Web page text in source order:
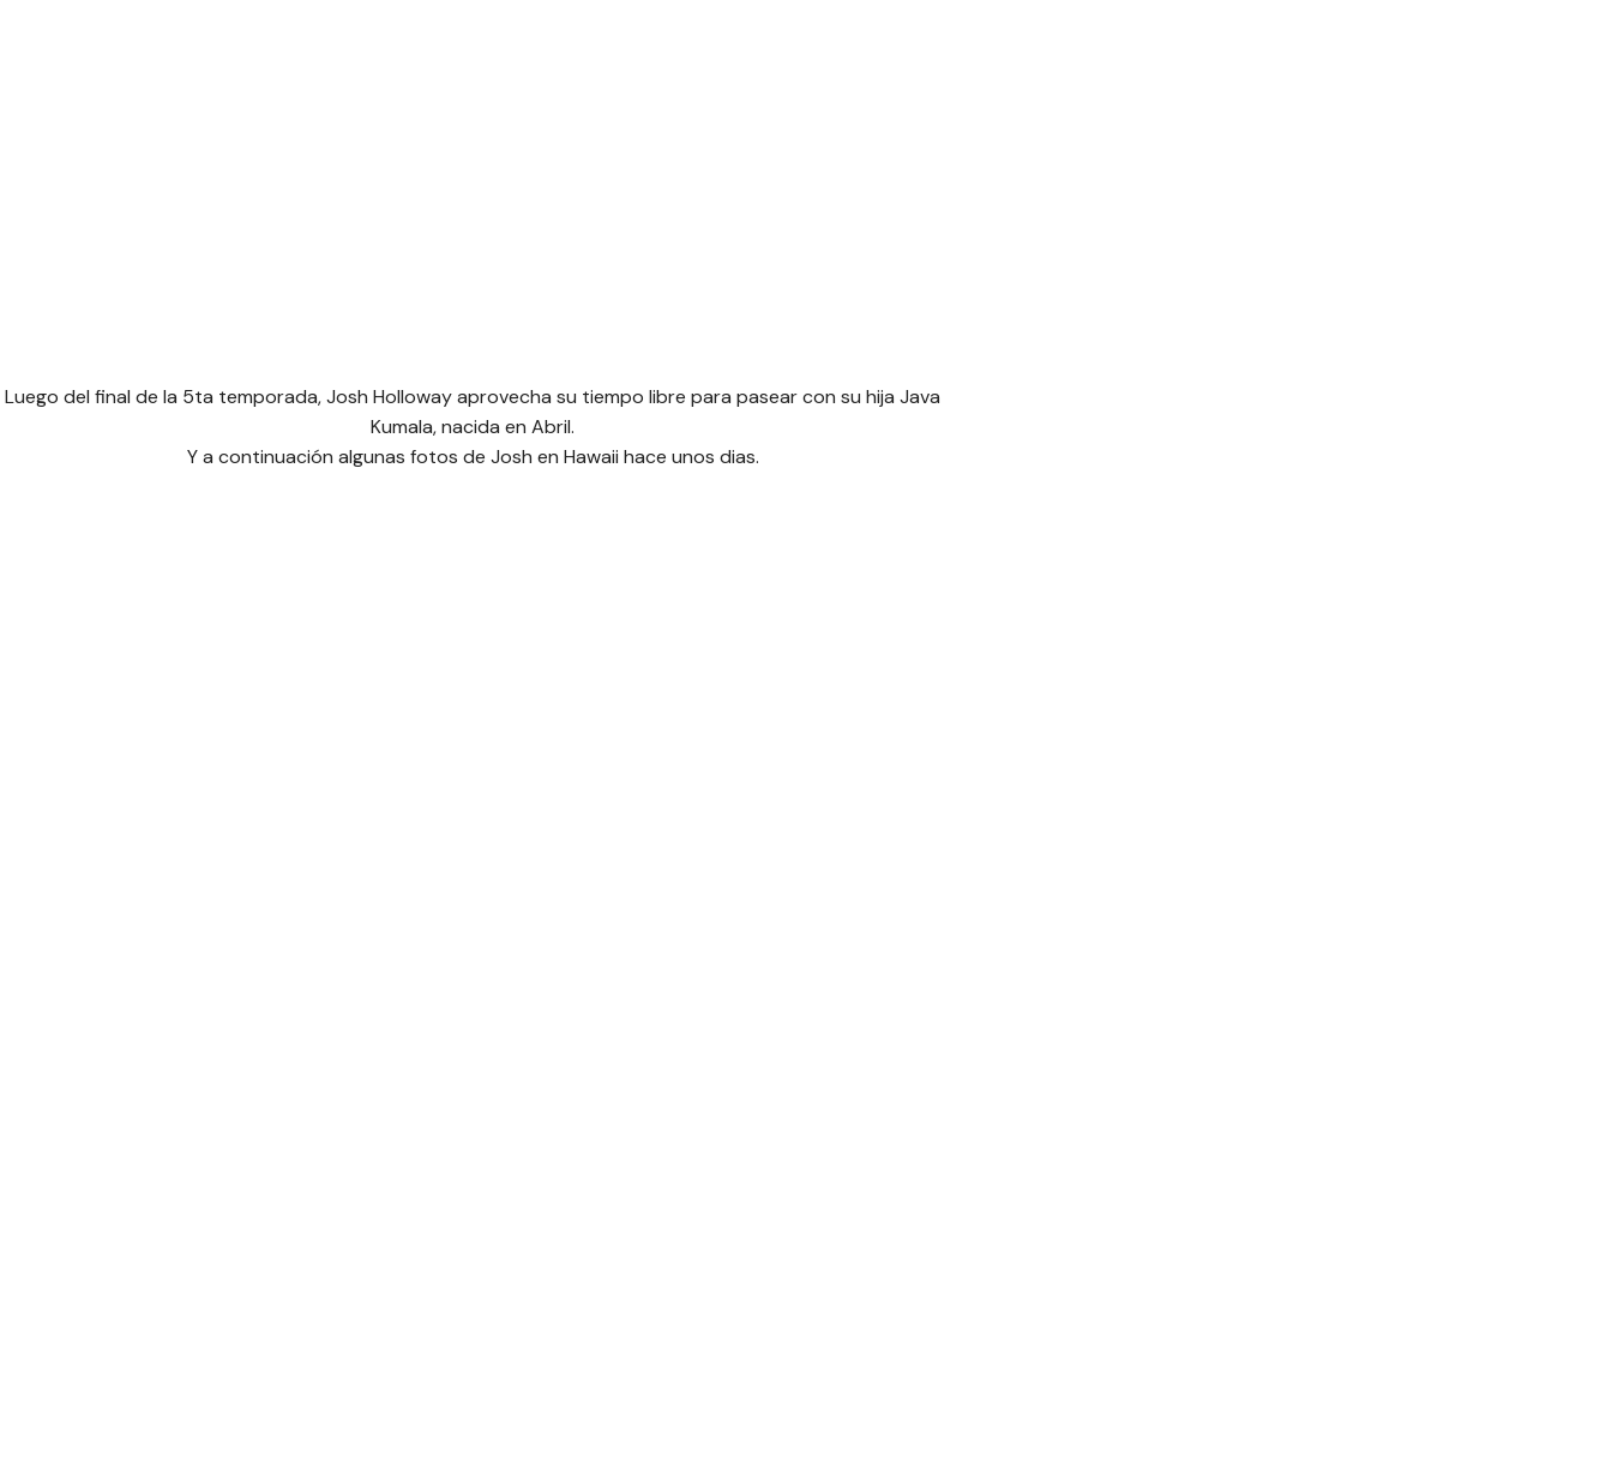
Luego del final de la 5ta temporada, Josh Holloway aprovecha su tiempo libre para pasear con su hija Java
Kumala, nacida en Abril.
Y a continuación algunas fotos de Josh en Hawaii hace unos dias.